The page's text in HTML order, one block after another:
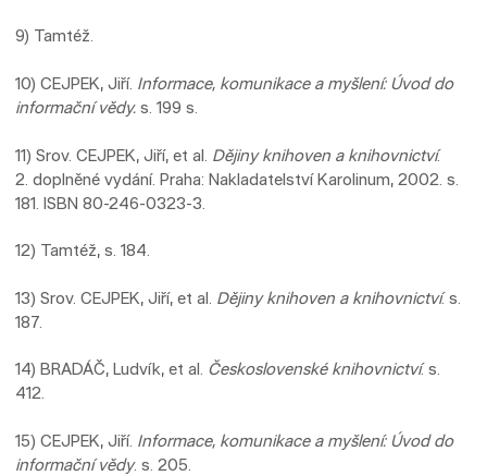
9) Tamtéž.
10) CEJPEK, Jiří. Informace, komunikace a myšlení: Úvod do
informační vědy. s. 199 s.
11) Srov. CEJPEK, Jiří, et al. Dějiny knihoven a knihovnictví.
2. doplněné vydání. Praha: Nakladatelství Karolinum, 2002. s.
181. ISBN 80-246-0323-3.
12) Tamtéž, s. 184.
13) Srov. CEJPEK, Jiří, et al. Dějiny knihoven a knihovnictví. s.
187.
14) BRADÁČ, Ludvík, et al. Československé knihovnictví. s.
412.
15) CEJPEK, Jiří. Informace, komunikace a myšlení: Úvod do
informační vědy. s. 205.